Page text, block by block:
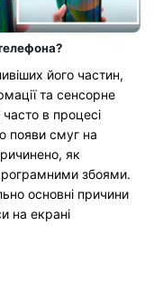
його частин,
та сенсорне
в процесі
появи смуг на
як
збоями.
основні причини
на екрані